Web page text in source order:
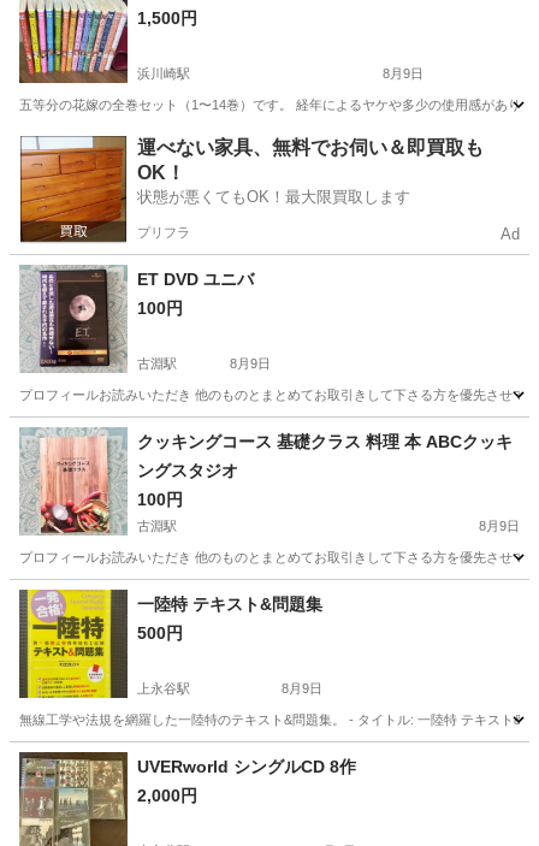
1,500円
浜川崎駅 8月9日
五等分の花嫁の全巻セット（1〜14巻）です。 経年によるヤケや多少の使用感があり
神奈川 川崎市 浜川崎駅 マンガ、コミック、アニメ セット
運べない家具、無料でお伺い＆即買取も
OK！
状態が悪くてもOK！最大限買取します
プリフラ Ad
ET DVD ユニバ
100円
古淵駅 8月9日
プロフィールお読みいただき 他のものとまとめてお取引きして下さる方を優先させて
神奈川 相模原市 古淵駅 DVD/ブルーレイ
クッキングコース 基礎クラス 料理 本 ABCクッキ
ングスタジオ
100円
古淵駅 8月9日
プロフィールお読みいただき 他のものとまとめてお取引きして下さる方を優先させて
神奈川 相模原市 古淵駅 その他
一陸特 テキスト&問題集
500円
上永谷駅 8月9日
無線工学や法規を網羅した一陸特のテキスト&問題集。 - タイトル: 一陸特 テキスト&
神奈川 横浜市 参考書 問題集
UVERworld シングルCD 8作
2,000円